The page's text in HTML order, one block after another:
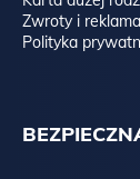
Zwroty i
Polityka